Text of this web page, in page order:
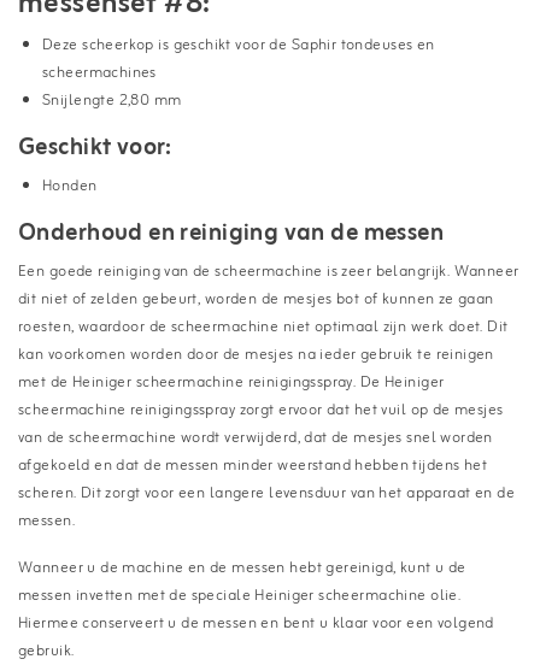
Deze scheerkop is geschikt voor de Saphir tondeuses en
scheermachines
Snijlengte 2,80 mm
Geschikt voor:
Honden
Onderhoud en reiniging van de messen
Een goede reiniging van de scheermachine is zeer belangrijk. Wanneer
dit niet of zelden gebeurt, worden de mesjes bot of kunnen ze gaan
roesten, waardoor de scheermachine niet optimaal zijn werk doet. Dit
kan voorkomen worden door de mesjes na ieder gebruik te reinigen
met de Heiniger scheermachine reinigingsspray. De Heiniger
scheermachine reinigingsspray zorgt ervoor dat het vuil op de mesjes
van de scheermachine wordt verwijderd, dat de mesjes snel worden
afgekoeld en dat de messen minder weerstand hebben tijdens het
scheren. Dit zorgt voor een langere levensduur van het apparaat en de
messen.
Wanneer u de machine en de messen hebt gereinigd, kunt u de
messen invetten met de speciale Heiniger scheermachine olie.
Hiermee conserveert u de messen en bent u klaar voor een volgend
gebruik.